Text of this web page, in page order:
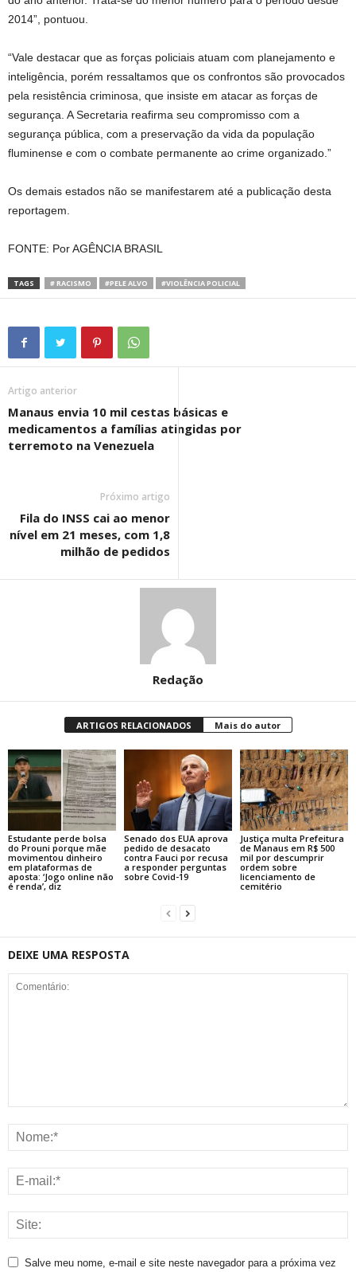
2014”, pontuou.
“Vale destacar que as forças policiais atuam com planejamento e
inteligência, porém ressaltamos que os confrontos são provocados
pela resistência criminosa, que insiste em atacar as forças de
segurança. A Secretaria reafirma seu compromisso com a
segurança pública, com a preservação da vida da população
fluminense e com o combate permanente ao crime organizado.”
Os demais estados não se manifestarem até a publicação desta
reportagem.
FONTE: Por AGÊNCIA BRASIL
TAGS # RACISMO #PELE ALVO #VIOLÊNCIA POLICIAL
Artigo anterior
Manaus envia 10 mil cestas básicas e
medicamentos a famílias atingidas por
terremoto na Venezuela
Próximo artigo
Fila do INSS cai ao menor
nível em 21 meses, com 1,8
milhão de pedidos
Redação
ARTIGOS RELACIONADOS Mais do autor
Estudante perde bolsa
do Prouni porque mãe
movimentou dinheiro
em plataformas de
aposta: ‘Jogo online não
é renda’, diz
Senado dos EUA aprova
pedido de desacato
contra Fauci por recusa
a responder perguntas
sobre Covid-19
Justiça multa Prefeitura
de Manaus em R$ 500
mil por descumprir
ordem sobre
licenciamento de
cemitério
DEIXE UMA RESPOSTA
Salve meu nome, e-mail e site neste navegador para a próxima vez